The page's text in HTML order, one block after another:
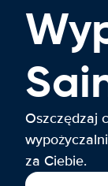
Oszczędzaj
za Ciebie.